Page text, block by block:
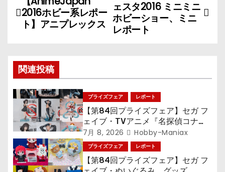
稿
ビ
ゲ
ー
シ
ョ
ン
ェスタ2016 ミニミニ
ホビーショー、ミニ
レポート
2016ホビー系レポー
ト】アニプレックス
関連投稿
プライズフェア レポート
【第84回プライズフェア】セガ フ
ェイブ・TVアニメ『名探偵コナ
ン』TVアニメ『呪術廻戦』『〈物
語〉シリーズ』「初音ミク」
7月 8, 2026 Hobby-Maniax
プライズフェア レポート
【第84回プライズフェア】セガ フ